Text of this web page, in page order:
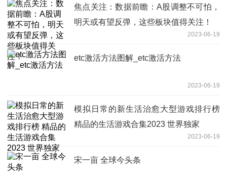
焦点关注：数据前瞻：A股调整不可怕，
明天或有望反弹，这些板块值得关注！
2023-06-19
etc激活方法图解_etc激活方法
2023-06-19
模拟日常的新生活治愈大型游戏排行榜
精品的生活游戏合集2023 世界独家
2023-06-19
宋一亩 全球今头条